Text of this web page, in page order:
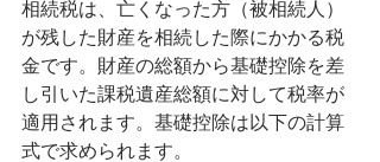
相続税は、亡くなった方（被相続人）
が残した財産を相続した際にかかる税
金です。財産の総額から基礎控除を差
し引いた課税遺産総額に対して税率が
適用されます。基礎控除は以下の計算
式で求められます。